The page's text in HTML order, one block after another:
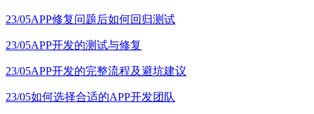
23/05APP修复问题后如何回归测试
23/05APP开发的测试与修复
23/05APP开发的完整流程及避坑建议
23/05如何选择合适的APP开发团队